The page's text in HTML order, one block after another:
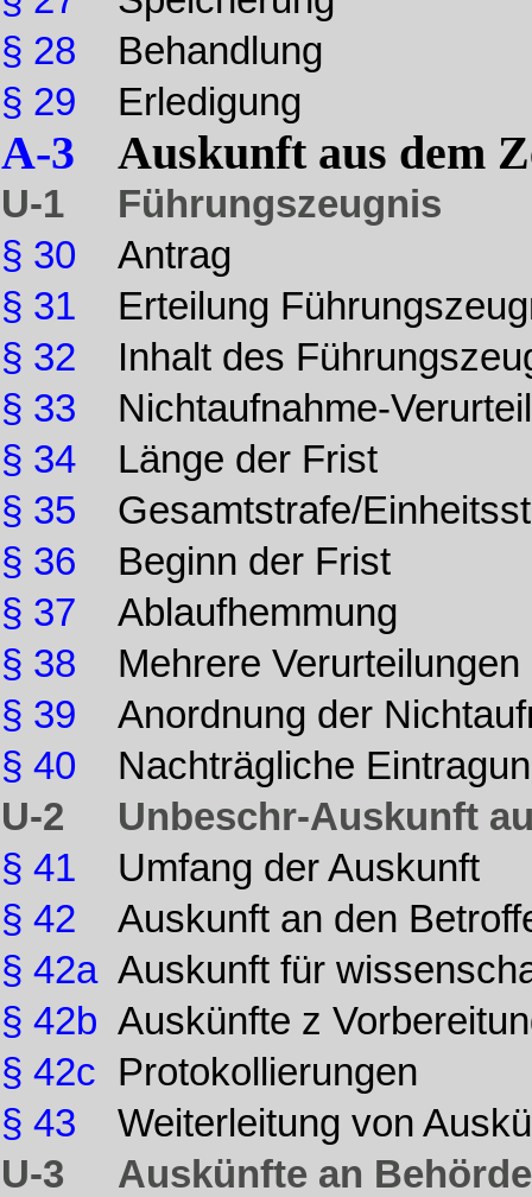
§ 28
§ 29
A-3
U-1
§ 30
§ 31
§ 32
§ 33
§ 34
§ 35
§ 36
§ 37
§ 38
§ 39
§ 40
U-2
§ 41
§ 42
§ 42a
§ 42b
§ 42c
§ 43
U-3
Behandlung
Erledigung
Auskunft aus dem
Führungszeugnis
Antrag
Erteilung
Inhalt des
Nichtaufnahme-
Länge der Frist
Gesamtstrafe/
Beginn der Frist
Ablaufhemmung
Mehrere Verurteilungen
Anordnung der
Nachträgliche
Unbeschr-Auskunft
Umfang der Auskunft
Auskunft an den
Auskunft für
Auskünfte z
Protokollierungen
Weiterleitung von
Auskünfte an